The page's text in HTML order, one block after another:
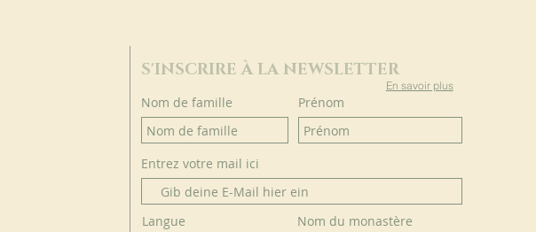
S'INSCRIRE À LA NEWSLETTER
En savoir plus
Nom de famille Prénom
Entrez votre mail ici
Langue Nom du monastère